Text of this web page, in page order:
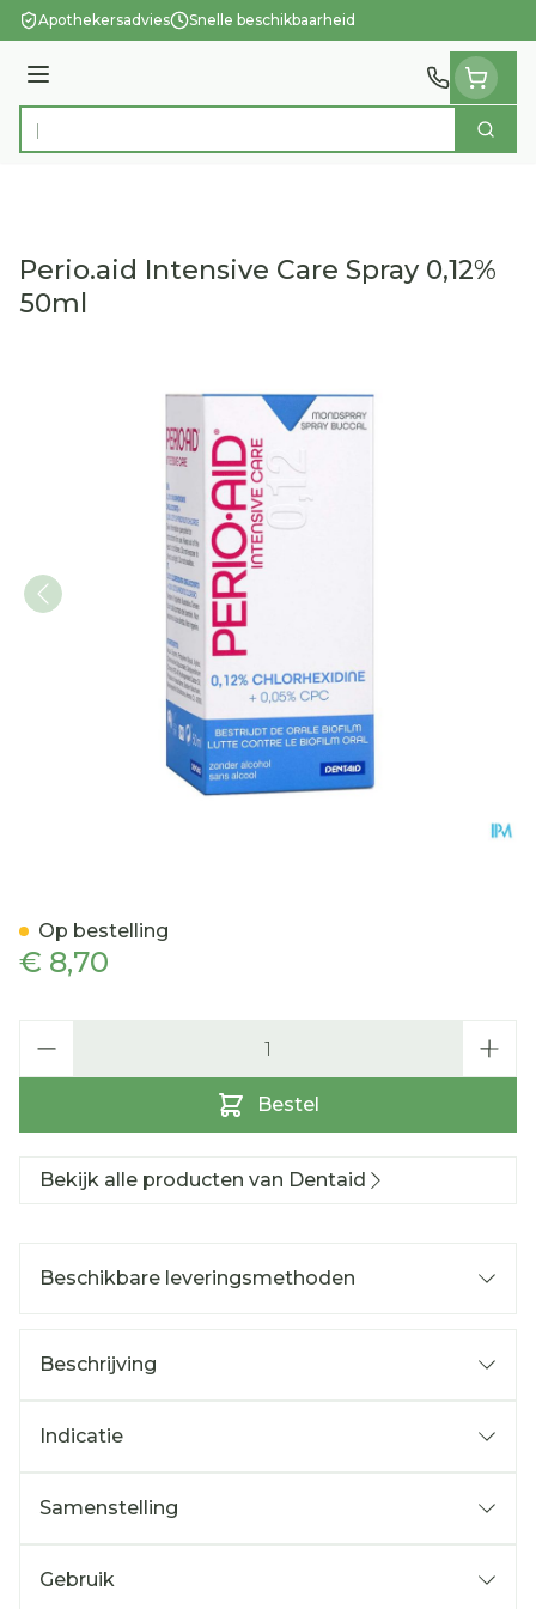
Ga naar de inhoud
Apothekersadvies Snelle beschikbaarheid
Menu
Product, merk, categorie... Zoek
Perio.aid Intensive Care Spray 0,12%
50ml
€ 8,70
Bestel
Op bestelling
Bekijk alle producten van Dentaid
Beschikbare leveringsmethoden
Beschrijving
Indicatie
Samenstelling
Gebruik